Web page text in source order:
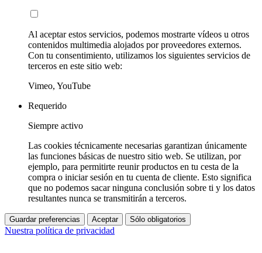
Al aceptar estos servicios, podemos mostrarte vídeos u otros
contenidos multimedia alojados por proveedores externos.
Con tu consentimiento, utilizamos los siguientes servicios de
terceros en este sitio web:
Vimeo, YouTube
Requerido
Siempre activo
Las cookies técnicamente necesarias garantizan únicamente
las funciones básicas de nuestro sitio web. Se utilizan, por
ejemplo, para permitirte reunir productos en tu cesta de la
compra o iniciar sesión en tu cuenta de cliente. Esto significa
que no podemos sacar ninguna conclusión sobre ti y los datos
resultantes nunca se transmitirán a terceros.
Guardar preferencias Aceptar Sólo obligatorios
Nuestra política de privacidad